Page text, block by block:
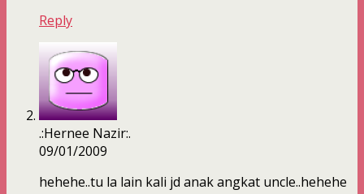
Reply
.:Hernee Nazir:.
09/01/2009
hehehe..tu la lain kali jd anak angkat uncle..hehehe